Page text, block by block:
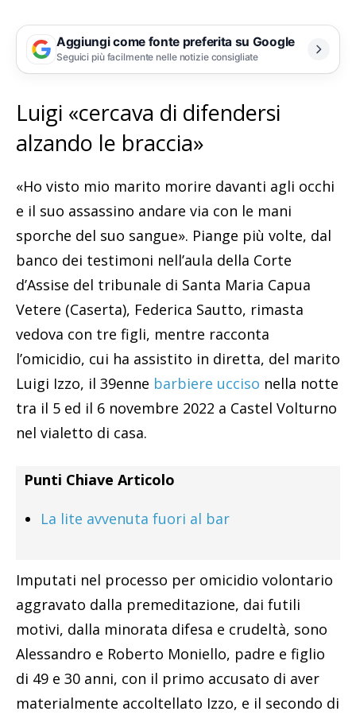
Aggiungi come fonte preferita su Google
Seguici più facilmente nelle notizie consigliate
Luigi «cercava di difendersi
alzando le braccia»
«Ho visto mio marito morire davanti agli occhi
e il suo assassino andare via con le mani
sporche del suo sangue». Piange più volte, dal
banco dei testimoni nell’aula della Corte
d’Assise del tribunale di Santa Maria Capua
Vetere (Caserta), Federica Sautto, rimasta
vedova con tre figli, mentre racconta
l’omicidio, cui ha assistito in diretta, del marito
Luigi Izzo, il 39enne barbiere ucciso nella notte
tra il 5 ed il 6 novembre 2022 a Castel Volturno
nel vialetto di casa.
Punti Chiave Articolo
La lite avvenuta fuori al bar
Imputati nel processo per omicidio volontario
aggravato dalla premeditazione, dai futili
motivi, dalla minorata difesa e crudeltà, sono
Alessandro e Roberto Moniello, padre e figlio
di 49 e 30 anni, con il primo accusato di aver
materialmente accoltellato Izzo, e il secondo di